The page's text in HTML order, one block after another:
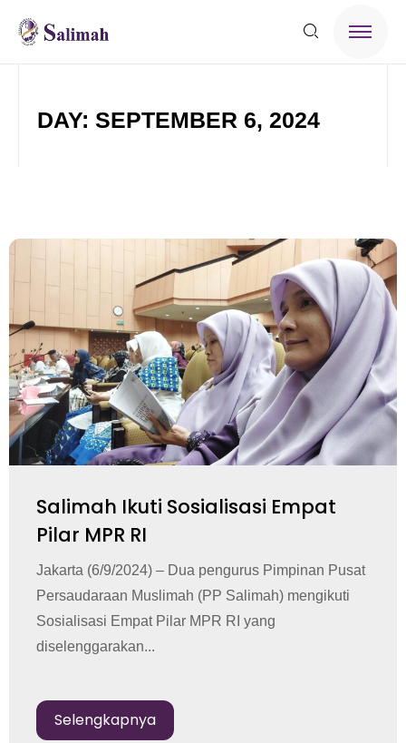
DAY: SEPTEMBER 6, 2024
Salimah Ikuti Sosialisasi Empat
Pilar MPR RI
Jakarta (6/9/2024) – Dua pengurus Pimpinan Pusat
Persaudaraan Muslimah (PP Salimah) mengikuti
Sosialisasi Empat Pilar MPR RI yang
diselenggarakan...
Selengkapnya